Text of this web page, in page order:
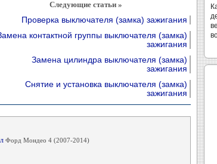
Следующие статьи »
Проверка выключателя (замка) зажигания
контактной группы выключателя (замка)
зажигания
Замена цилиндра выключателя (замка)
зажигания
Снятие и установка выключателя (замка)
зажигания
Форд Мондео 4 (2007-2014)